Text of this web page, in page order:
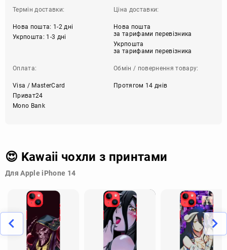
Термін доставки:
Нова пошта: 1-2 дні
Укрпошта: 1-3 дні
Ціна доставки:
Нова пошта
за тарифами перевізника
Укрпошта
за тарифами перевізника
Оплата:
Visa / MasterCard
Приват24
Mono Bank
Обмін / повернення товару:
Протягом 14 днів
😍 Kawaii чохли з принтами
Для Apple iPhone 14